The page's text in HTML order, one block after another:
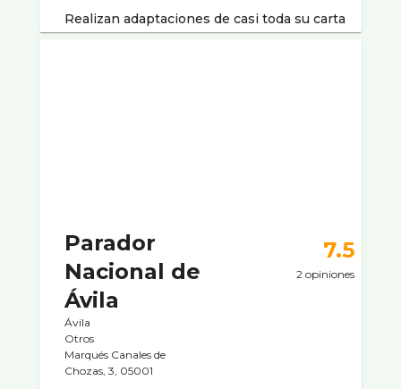
Realizan adaptaciones de casi toda su carta
Parador
Nacional de
Ávila
Ávila
Otros
Marqués Canales de
Chozas, 3, 05001
7.5
2 opiniones